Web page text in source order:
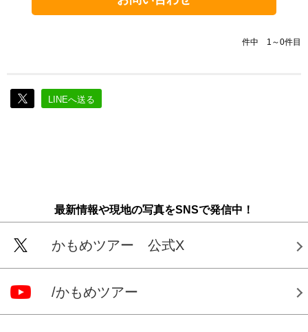
件中 1～0件目
LINEへ送る
最新情報や現地の写真をSNSで発信中！
かもめツアー 公式X
/かもめツアー